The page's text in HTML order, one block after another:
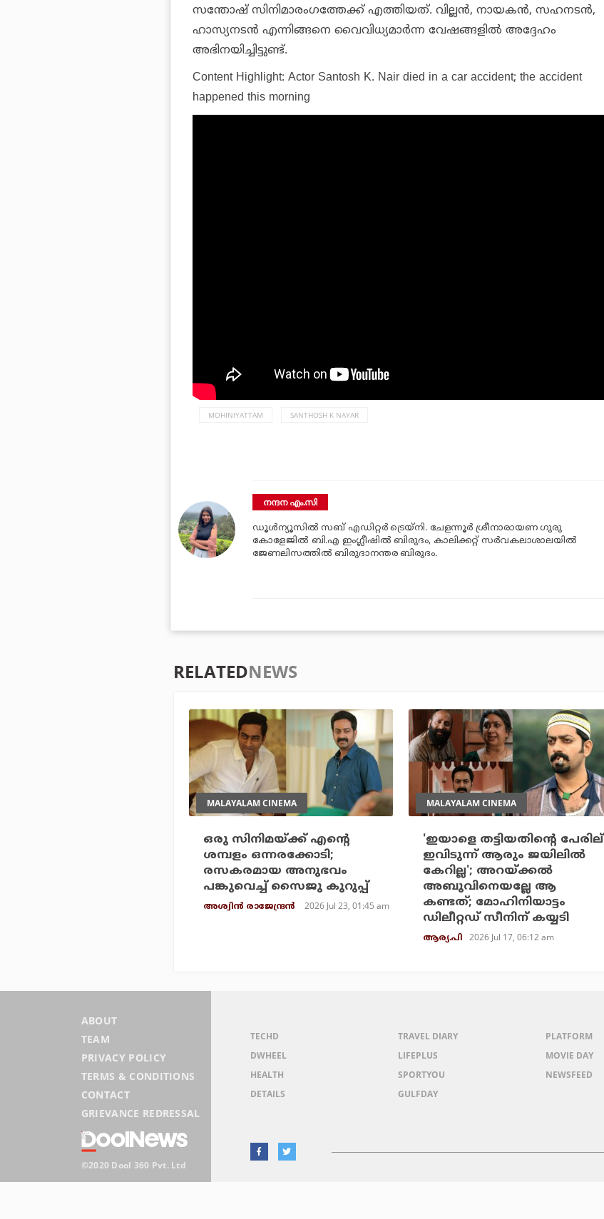
സന്തോഷ് സിനിമാരംഗത്തേക്ക് എത്തിയത്. വില്ലൻ, നായകൻ, സഹനടൻ,
ഹാസ്യനടൻ എന്നിങ്ങനെ വൈവിധ്യമാർന്ന വേഷങ്ങളിൽ അദ്ദേഹം
അഭിനയിച്ചിട്ടുണ്ട്.
Content Highlight: Actor Santosh K. Nair died in a car accident; the accident
happened this morning
MOHINIYATTAM SANTHOSH K NAYAR
നന്ദന എം.സി
ഡൂള്‍ന്യൂസില്‍ സബ് എഡിറ്റര്‍ ട്രെയ്‌നി. ചേളന്നൂര്‍ ശ്രീനാരായണ ഗുരു
കോളേജില്‍ ബി.എ ഇംഗ്ലീഷില്‍ ബിരുദം, കാലിക്കറ്റ് സര്‍വകലാശാലയില്‍
ജേണലിസത്തില്‍ ബിരുദാനന്തര ബിരുദം.
RELATEDNEWS
MALAYALAM CINEMA
ഒരു സിനിമയ്ക്ക് എന്റെ
ശമ്പളം ഒന്നരക്കോടി;
രസകരമായ അനുഭവം
പങ്കുവെച്ച് സൈജു കുറുപ്പ്
അശ്വിന്‍ രാജേന്ദ്രന്‍ 2026 Jul 23, 01:45 am
MALAYALAM CINEMA
'ഇയാളെ തട്ടിയതിന്റെ പേരില്
ഇവിടുന്ന് ആരും ജയിലില്‍
കേറില്ല'; അറയ്ക്കല്‍
അബുവിനെയല്ലേ ആ
കണ്ടത്; മോഹിനിയാട്ടം
ഡിലീറ്റഡ് സീനിന് കയ്യടി
ആര്യ.പി 2026 Jul 17, 06:12 am
ABOUT
TEAM
PRIVACY POLICY
TERMS & CONDITIONS
CONTACT
GRIEVANCE REDRESSAL
©2020 Dool 360 Pvt. Ltd
TECHD
DWHEEL
HEALTH
DETAILS
TRAVEL DIARY
LIFEPLUS
SPORTYOU
GULFDAY
PLATFORM
MOVIE DAY
NEWSFEED